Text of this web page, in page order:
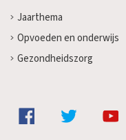
Jaarthema
Opvoeden en onderwijs
Gezondheidszorg